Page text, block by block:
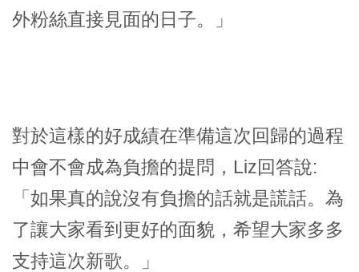
外粉絲直接見面的日子。」
對於這樣的好成績在準備這次回歸的過程
中會不會成為負擔的提問，Liz回答說:
「如果真的說沒有負擔的話就是謊話。為
了讓大家看到更好的面貌，希望大家多多
支持這次新歌。」